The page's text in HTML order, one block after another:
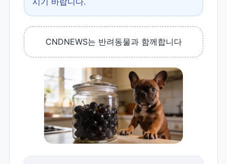
CNDNEWS는 반려동물과 함께합니다